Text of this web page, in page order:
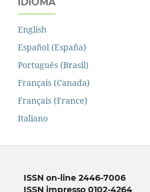
English
Español (España)
Português (Brasil)
Français (Canada)
Français (France)
Italiano
ISSN on-line 2446-7006
ISSN impresso 0102-4264